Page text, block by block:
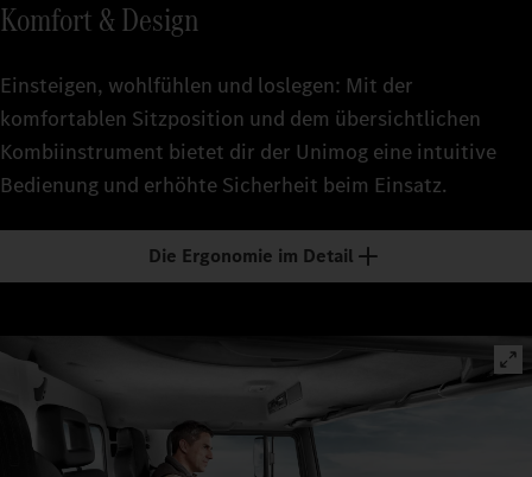
Komfort & Design
Einsteigen, wohlfühlen und loslegen: Mit der
komfortablen Sitzposition und dem übersichtlichen
Kombiinstrument bietet dir der Unimog eine intuitive
Bedienung und erhöhte Sicherheit beim Einsatz.
Die Ergonomie im Detail